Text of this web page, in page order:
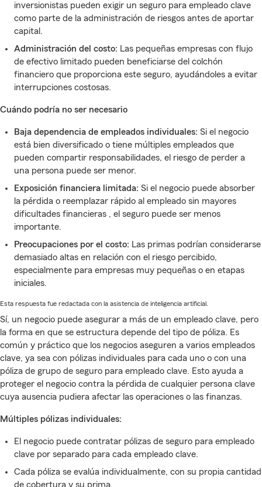
inversionistas pueden exigir un seguro para empleado clave
como parte de la administración de riesgos antes de aportar
capital.
Administración del costo: Las pequeñas empresas con flujo
de efectivo limitado pueden beneficiarse del colchón
financiero que proporciona este seguro, ayudándoles a evitar
interrupciones costosas.
Cuándo podría no ser necesario
Baja dependencia de empleados individuales: Si el negocio
está bien diversificado o tiene múltiples empleados que
pueden compartir responsabilidades, el riesgo de perder a
una persona puede ser menor.
Exposición financiera limitada: Si el negocio puede absorber
la pérdida o reemplazar rápido al empleado sin mayores
dificultades financieras , el seguro puede ser menos
importante.
Preocupaciones por el costo: Las primas podrían considerarse
demasiado altas en relación con el riesgo percibido,
especialmente para empresas muy pequeñas o en etapas
iniciales.
Esta respuesta fue redactada con la asistencia de inteligencia artificial.
Sí, un negocio puede asegurar a más de un empleado clave, pero
la forma en que se estructura depende del tipo de póliza. Es
común y práctico que los negocios aseguren a varios empleados
clave, ya sea con pólizas individuales para cada uno o con una
póliza de grupo de seguro para empleado clave. Esto ayuda a
proteger el negocio contra la pérdida de cualquier persona clave
cuya ausencia pudiera afectar las operaciones o las finanzas.
Múltiples pólizas individuales:
El negocio puede contratar pólizas de seguro para empleado
clave por separado para cada empleado clave.
Cada póliza se evalúa individualmente, con su propia cantidad
de cobertura y su prima.